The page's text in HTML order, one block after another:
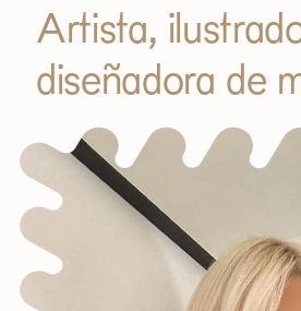
Artista,
diseñadora de